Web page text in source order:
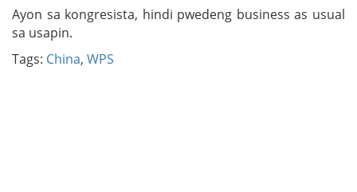
Ayon sa kongresista, hindi pwedeng business as usual
sa usapin.
Tags: China, WPS